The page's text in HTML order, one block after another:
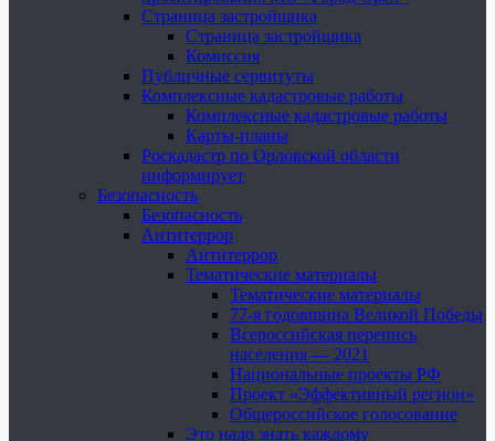
Страница застройщика
Страница застройщика
Комиссия
Публичные сервитуты
Комплексные кадастровые работы
Комплексные кадастровые работы
Карты-планы
Роскадастр по Орловской области
информирует
Безопасность
Безопасность
Антитеррор
Антитеррор
Тематические материалы
Тематические материалы
77-я годовщина Великой Победы
Всероссийская перепись
населения — 2021
Национальные проекты РФ
Проект «Эффективный регион»
Общероссийское голосование
Это надо знать каждому